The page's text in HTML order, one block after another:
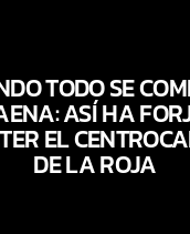
TODO SE
ASÍ HA
EL
DE LA ROJA